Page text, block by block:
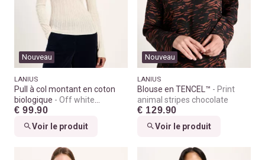
Nouveau
LANIUS
Pull à col montant en coton
biologique
Off white
melange
€ 99.90
Voir le produit
Nouveau
LANIUS
Blouse en TENCEL™
Print
animal stripes chocolate
€ 129.90
Voir le produit